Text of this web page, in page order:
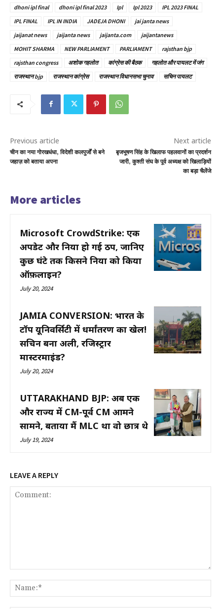
dhoni ipl final dhoni ipl final 2023 Ipl Ipl 2023
IPL 2023 FINAL
IPL FINAL
IPL IN INDIA JADEJA DHONI
jai janta news
jaijanat news
jaijanta news jaijanta.com
jaijantanews
MOHIT SHARMA
NEW PARLIAMENT PARLIAMENT
rajsthan bjp
rajsthan congress
अशोक गहलोत कांग्रेस की बैठक
गहलोत और पायलट में जंग
राजस्थान bjp
राजस्थान कांग्रेस राजस्थान विधानसभा चुनाव सचिन पायलट
Previous article
चीन का नया गोरखधंधा, विदेशी कलपुर्जों से बने
जहाज़ को बताया अपना
Next article
बृजभूषण सिंह के खिलाफ पहलवानों का प्रदर्शन
जारी, कुश्ती संघ के पूर्व अध्यक्ष को खिलाड़ियों
का बड़ा चैलेंजे
More articles
Microsoft CrowdStrike: एक
अपडेट और दुनिया हो गई ठप, जानिए
कुछ घंटे तक किसने दुनिया को किया
ऑफ़लाइन?
July 20, 2024
JAMIA CONVERSION: भारत के
टॉप यूनिवर्सिटी में धर्मांतरण का खेल!
सचिन बना अली, रजिस्ट्रार
मास्टरमाइंड?
July 20, 2024
UTTARAKHAND BJP: अब एक
और राज्य में CM-पूर्व CM आमने
सामने, बताया मैं MLC था वो छात्र थे
July 19, 2024
LEAVE A REPLY